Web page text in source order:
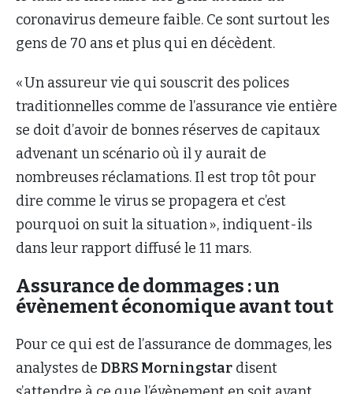
coronavirus demeure faible. Ce sont surtout les
gens de 70 ans et plus qui en décèdent.
« Un assureur vie qui souscrit des polices
traditionnelles comme de l’assurance vie entière
se doit d’avoir de bonnes réserves de capitaux
advenant un scénario où il y aurait de
nombreuses réclamations. Il est trop tôt pour
dire comme le virus se propagera et c’est
pourquoi on suit la situation », indiquent-ils
dans leur rapport diffusé le 11 mars.
Assurance de dommages : un
évènement économique avant tout
Pour ce qui est de l’assurance de dommages, les
analystes de DBRS Morningstar disent